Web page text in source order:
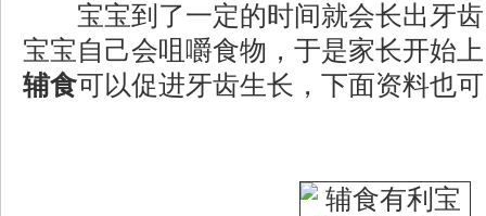
宝宝到了一定的时间就会长出牙齿
宝宝自己会咀嚼食物，于是家长开始
辅食可以促进牙齿生长，下面资料也